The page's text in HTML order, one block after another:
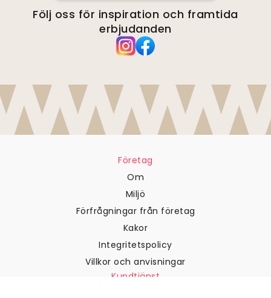
Följ oss för inspiration och framtida
erbjudanden
Företag
Om
Miljö
Förfrågningar från företag
Kakor
Integritetspolicy
Villkor och anvisningar
Kundtjänst